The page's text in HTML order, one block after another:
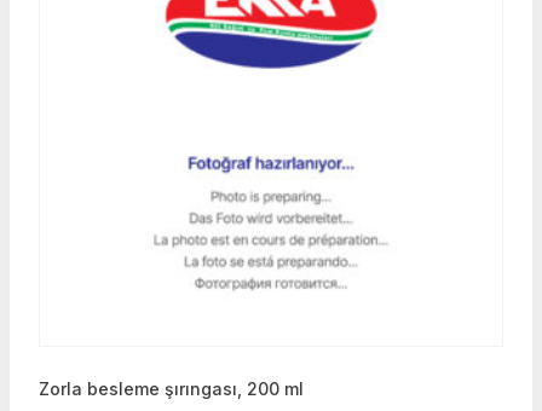
Zorla besleme şırıngası, 200 ml